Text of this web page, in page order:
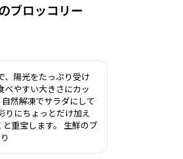
ブロッコリー
、陽光をたっぷり受け
べやすい大きさにカッ
然解凍でサラダにして
りにちょっとだけ加え
重宝します。 生鮮のブ